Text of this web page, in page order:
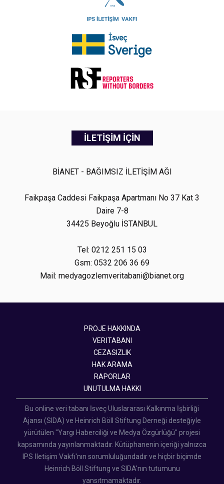
İLETİŞİM İÇİN
BİANET - BAĞIMSIZ İLETİŞİM AĞI
Faikpaşa Caddesi Faikpaşa Apartmanı No 37 Kat 3
Daire 7-8
34425 Beyoğlu İSTANBUL
Tel: 0212 251 15 03
Gsm: 0532 206 36 69
Mail: medyagozlemveritabani@bianet.org
PROJE HAKKINDA
VERİTABANI
CEZASIZLIK
HAK ARAMA
RAPORLAR
UNUTULMA HAKKI
Bu online veri tabanı İsveç Uluslararası Kalkınma İşbirliği
Ajansı (SIDA) ve Heinrich Böll Stiftung Derneği desteğiyle
yürütülen "Yargı Haberciliği ve Medya Özgürlüğü" projesi
kapsamında yayınlanmaktadır. Kütüphanenin içeriği yalnızca
IPS İletişim Vakfı'nın sorumluluğundadır ve hiçbir biçimde
Heinrich Böll Stiftung ve SIDA'nın tutumunu
yansıtmamaktadır.